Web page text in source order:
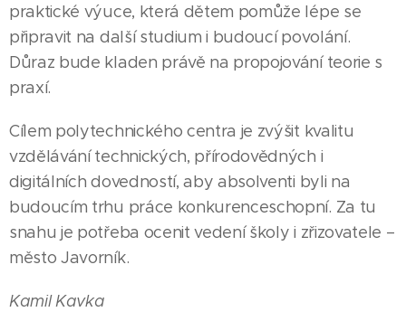
praktické výuce, která dětem pomůže lépe se
připravit na další studium i budoucí povolání.
Důraz bude kladen právě na propojování teorie s
praxí.
Cílem polytechnického centra je zvýšit kvalitu
vzdělávání technických, přírodovědných i
digitálních dovedností, aby absolventi byli na
budoucím trhu práce konkurenceschopní. Za tu
snahu je potřeba ocenit vedení školy i zřizovatele –
město Javorník.
Kamil Kavka
Olomoucký
kraj
zvyšuje
05.08.2026
ZŠ Česká
Ves